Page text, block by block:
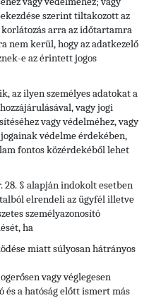
szerint tiltakozott az
arra az időtartamra
nem kerül, hogy az adatkezelő
e az érintett jogos
az ilyen személyes adatokat a
vagy jogi
vagy védelméhez, vagy
védelme érdekében,
fontos közérdekéből lehet
28. § alapján indokolt esetben
elrendeli az ügyfél illetve
személyazonosító
ha
miatt súlyosan hátrányos
vagy véglegesen
és a hatóság előtt ismert más